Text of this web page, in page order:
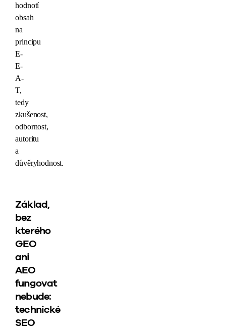
hodnotí
obsah
na
principu
E-
E-
A-
T,
tedy
zkušenost,
odbornost,
autoritu
a
důvěryhodnost.
Základ,
bez
kterého
GEO
ani
AEO
fungovat
nebude:
technické
SEO